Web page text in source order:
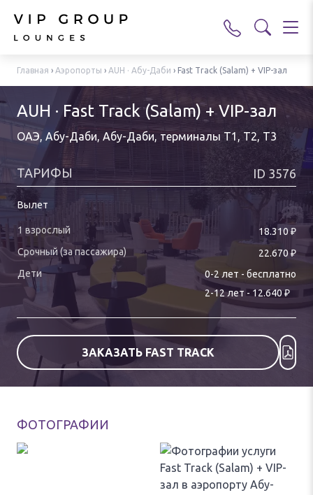
Главная › Аэропорты › AUH · Абу-Даби › Fast Track (Salam) + VIP-зал
AUH · Fast Track (Salam) + VIP-зал
ОАЭ, Абу-Даби, Абу-Даби, терминалы T1, T2, T3
ТАРИФЫ ID 3576
Вылет
18.310 ₽
22.670₽
0-2 лет - бесплатно
2-12лет - 12.640₽
ЗАКАЗАТЬ FAST TRACK
ФОТОГРАФИИ